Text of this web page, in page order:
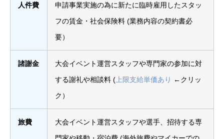
人件費
申請事業実施の為に新たに臨時雇用したスタッ
フの賃金・社会保険料 (業務内容の契約書必
要）
諸謝金
大会イベント運営スタッフや専門家の参加に対
する謝礼や相談料 ( 上限支給単価あり
←クリッ
ク）
旅費
大会イベント運営スタッフや選手、招待する専